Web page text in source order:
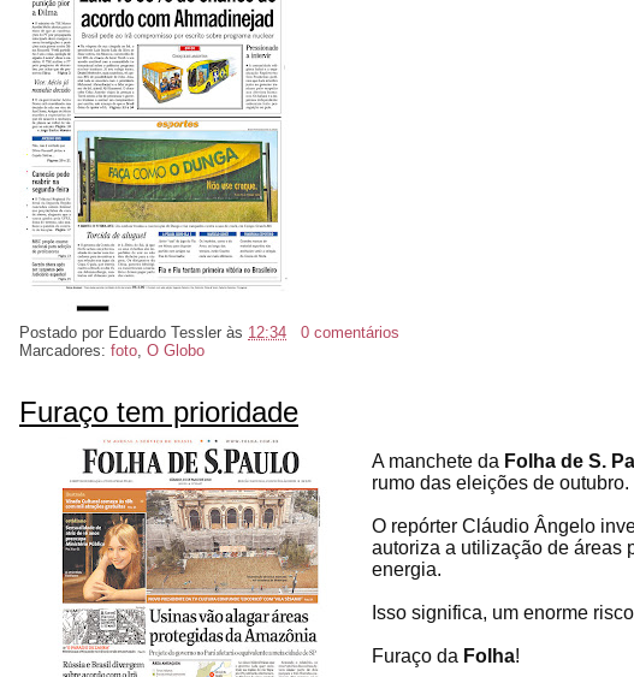
Postado por Eduardo Tessler às 12:34
0 comentários
Marcadores: foto O Globo
Furaço tem prioridade
A manchete da Folha de S.
rumo das eleições de outubro.
O repórter Cláudio Ângelo
autoriza a utilização de áreas
energia.
Isso significa, um enorme
Furaço da Folha!